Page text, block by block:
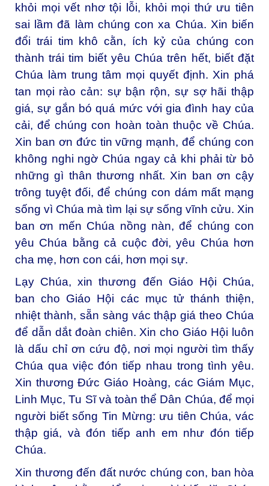
khỏi mọi vết nhơ tội lỗi, khỏi mọi thứ ưu tiên
sai lầm đã làm chúng con xa Chúa. Xin biến
đổi trái tim khô cằn, ích kỷ của chúng con
thành trái tim biết yêu Chúa trên hết, biết đặt
Chúa làm trung tâm mọi quyết định. Xin phá
tan mọi rào cản: sự bận rộn, sự sợ hãi thập
giá, sự gắn bó quá mức với gia đình hay của
cải, để chúng con hoàn toàn thuộc về Chúa.
Xin ban ơn đức tin vững mạnh, để chúng con
không nghi ngờ Chúa ngay cả khi phải từ bỏ
những gì thân thương nhất. Xin ban ơn cậy
trông tuyệt đối, để chúng con dám mất mạng
sống vì Chúa mà tìm lại sự sống vĩnh cửu. Xin
ban ơn mến Chúa nồng nàn, để chúng con
yêu Chúa bằng cả cuộc đời, yêu Chúa hơn
cha mẹ, hơn con cái, hơn mọi sự.
Lạy Chúa, xin thương đến Giáo Hội Chúa,
ban cho Giáo Hội các mục tử thánh thiện,
nhiệt thành, sẵn sàng vác thập giá theo Chúa
để dẫn dắt đoàn chiên. Xin cho Giáo Hội luôn
là dấu chỉ ơn cứu độ, nơi mọi người tìm thấy
Chúa qua việc đón tiếp nhau trong tình yêu.
Xin thương Đức Giáo Hoàng, các Giám Mục,
Linh Mục, Tu Sĩ và toàn thể Dân Chúa, để mọi
người biết sống Tin Mừng: ưu tiên Chúa, vác
thập giá, và đón tiếp anh em như đón tiếp
Chúa.
Xin thương đến đất nước chúng con, ban hòa